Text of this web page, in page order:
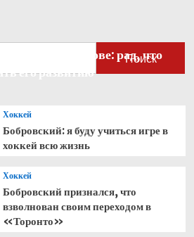
Поиск
Ахтямове: рад, что
его развитию
Хоккей
Бобровский: я буду учиться игре в
хоккей всю жизнь
Хоккей
Бобровский признался, что
взволнован своим переходом в
«Торонто»